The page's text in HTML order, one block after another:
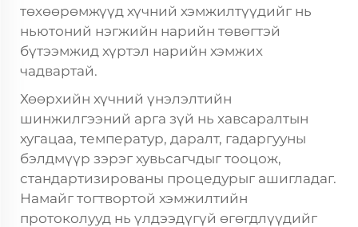
төхөөрөмжүүд хүчний хэмжилтүүдийг нь
ньютоний нэгжийн нарийн төвөгтэй
бүтээмжид хүртэл нарийн хэмжих
чадвартай.
Хөөрхийн хүчний үнэлэлтийн
шинжилгээний арга зүй нь хавсаралтын
хугацаа, температур, даралт, гадаргууны
бэлдмүүр зэрэг хувьсагчдыг тооцож,
стандартизированы процедурыг ашигладаг.
Намайг тогтвортой хэмжилтийн
протоколууд нь үлдээдүгүй өгөгдлүүдийг